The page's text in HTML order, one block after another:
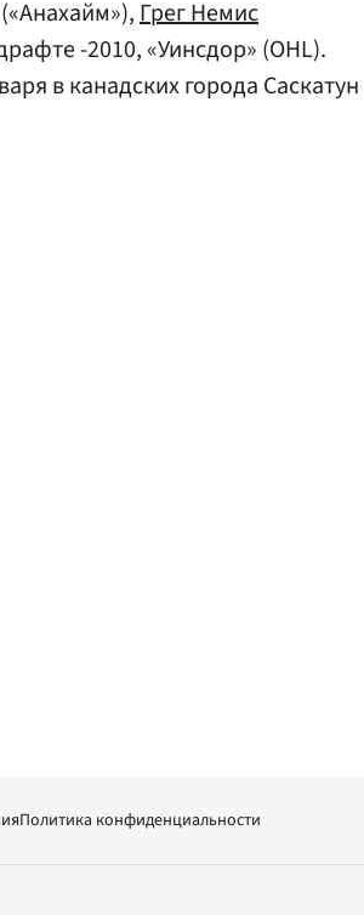
(«Анахайм»),Грег Немис
-2010, «Уинсдор» (OHL).
в канадских города Саскатун
Политика конфиденциальности